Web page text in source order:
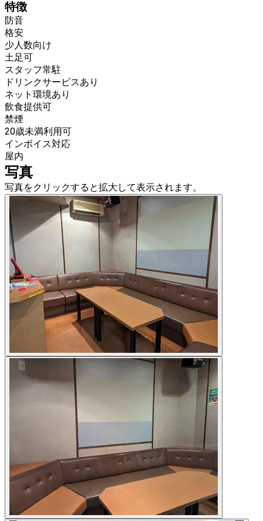
特徴
防音
格安
少人数向け
土足可
スタッフ常駐
ドリンクサービスあり
ネット環境あり
飲食提供可
禁煙
20歳未満利用可
インボイス対応
屋内
写真
写真をクリックすると拡大して表示されます。